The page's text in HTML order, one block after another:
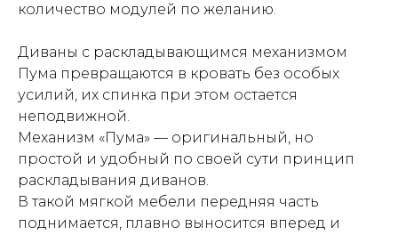
количество модулей по желанию.
Диваны с раскладывающимся механизмом
Пума превращаются в кровать без особых
усилий, их спинка при этом остается
неподвижной.
Механизм «Пума» — оригинальный, но
простой и удобный по своей сути принцип
раскладывания диванов.
В такой мягкой мебели передняя часть
поднимается, плавно выносится вперед и